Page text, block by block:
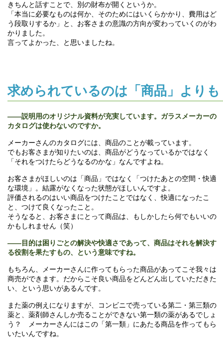
きちんと話すことで、別の財布が開くというか。
「本当に必要なものは何か、そのためにはいくらかかり、費用はど
う段取りするか」と、お客さまの意識の方向が変わっていくのがわ
かりました。
言ってよかった、と思いましたね。
求められているのは「商品」よりも
――説明用のオリジナル資料が充実しています。ガラスメーカーの
カタログは使わないのですか。
メーカーさんのカタログには、商品のことが載っています。
でもお客さまが知りたいのは、商品がどうなっているかではなく
「それをつけたらどうなるのかな」なんですよね。
お客さまがほしいのは「商品」ではなく「つけたあとの空間・快適
な環境」。結露がなくなった状態がほしいんですよ。
評価されるのはいい商品をつけたことではなく、快適になったこ
と、つけて良くなったこと。
そうなると、お客さまにとって商品は、もしかしたら何でもいいの
かもしれません（笑）
――目的は困りごとの解決や快適さであって、商品はそれを解決す
る役割を果たすもの、という意味ですね。
もちろん、メーカーさんに作ってもらった商品があってこそ我々は
商売ができます。だからこそ良い商品をどんどん出していただきた
い、という思いがあるんです。
また薬の例えになりますが、コンビニで売っている第二・第三類の
薬と、薬剤師さんしか売ることができない第一類の薬があるでしょ
う？ メーカーさんにはこの「第一類」にあたる商品を作ってもら
いたいんですね。